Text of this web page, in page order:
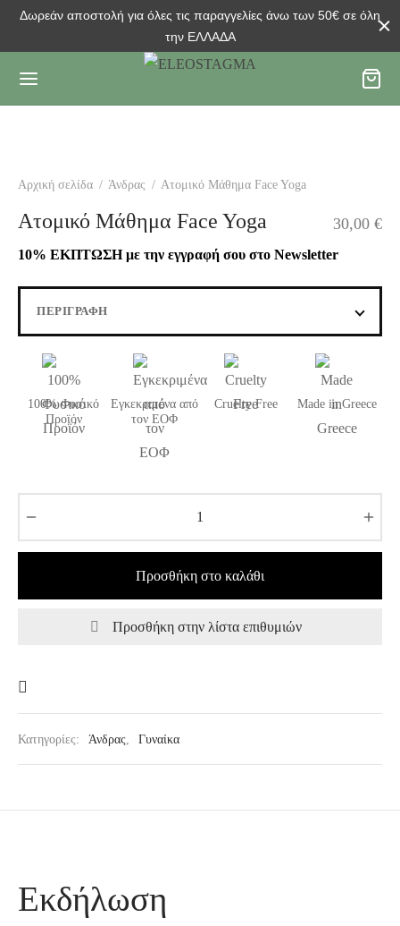
Δωρεάν αποστολή για όλες τις παραγγελίες άνω των 50€ σε όλη
την ΕΛΛΑΔΑ
Αρχική σελίδα / Άνδρας / Ατομικό Μάθημα Face Yoga
Ατομικό Μάθημα Face Yoga 30,00 €
10% ΕΚΠΤΩΣΗ με την εγγραφή σου στο Newsletter
ΠΕΡΙΓΡΑΦΉ
100% Φυσικό
Προϊόν
Εγκεκριμένα από
τον ΕΟΦ
Cruelty Free Made in Greece
Προσθήκη στο καλάθι
Προσθήκη στην λίστα επιθυμιών
Κατηγορίες: Άνδρας Γυναίκα
Εκδήλωση